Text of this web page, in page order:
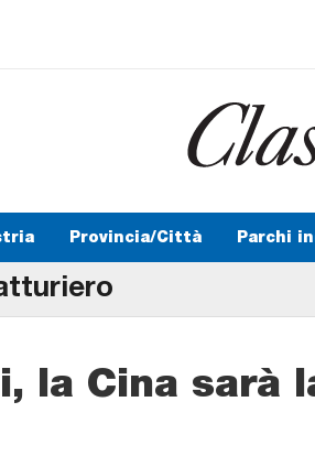
Provincia/Città Parchi
la Cina sarà